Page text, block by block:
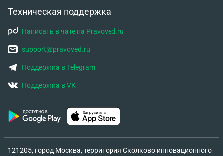
Техническая поддержка
Написать в чате на Pravoved.ru
support@pravoved.ru
Поддержка в Telegram
Поддержка в VK
121205, город Москва, территория Сколково инновационного